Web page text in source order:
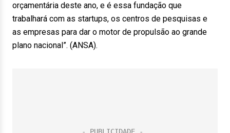
orçamentária deste ano, e é essa fundação que
trabalhará com as startups, os centros de pesquisas e
as empresas para dar o motor de propulsão ao grande
plano nacional”. (ANSA).